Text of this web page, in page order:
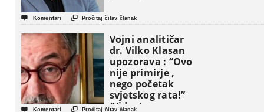
 Komentari  Pročitaj čitav članak
Vojni analitičar
dr. Vilko Klasan
upozorava : “Ovo
nije primirje ,
nego početak
svjetskog rata!”
(Video)
 Komentari  Pročitaj čitav članak